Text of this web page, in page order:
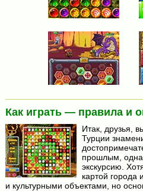
Как играть — правила и
Итак, друзья,
Турции
прошлым,
экскурсию.
картой города
и культурными объектами, но